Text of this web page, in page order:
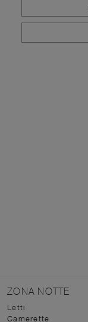
ZONA NOTTE
Letti
Camerette